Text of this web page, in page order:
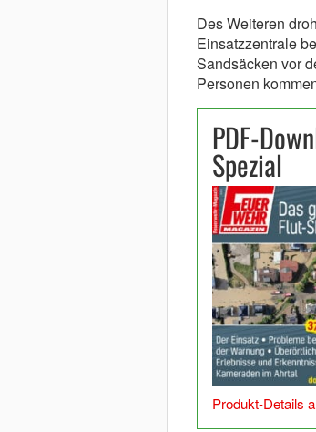
Des Weiteren
Einsatzzentrale
Sandsäcken vor
Personen
PDF-
Spezial
Produkt-Details